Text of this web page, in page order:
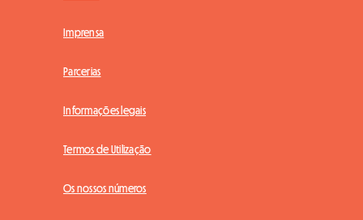
Imprensa
Parcerias
Informações legais
Termos de Utilização
Os nossos números